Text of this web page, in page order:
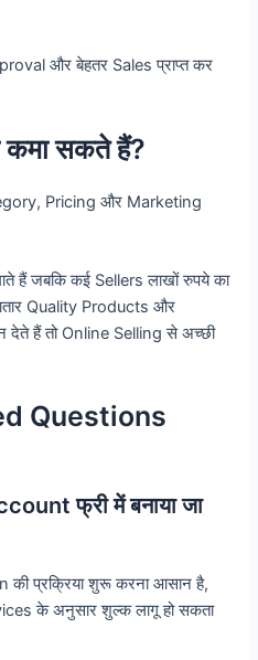
और बेहतर Sales प्राप्त कर
कमा सकते हैं?
Pricing और Marketing
हैं जबकि कई Sellers लाखों रुपये का
Quality Products और
देते हैं तो Online Selling से अच्छी
Questions
फ्री में बनाया जा
की प्रक्रिया शुरू करना आसान है,
के अनुसार शुल्क लागू हो सकता